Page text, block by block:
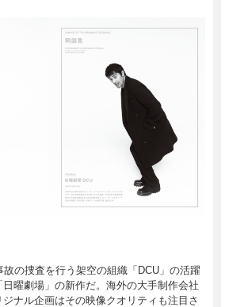
故の捜査を行う架空の組織「DCU」の活躍
曜劇場」の新作だ。海外の大手制作会社
ナル企画はその映像クオリティも注目さ